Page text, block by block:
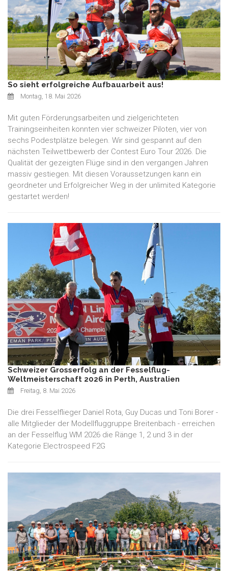
So sieht erfolgreiche Aufbauarbeit aus!
Montag, 18. Mai 2026
Mit guten Förderungsarbeiten und zielgerichteten
Trainingseinheiten konnten vier schweizer Piloten, vier von
sechs Podestplätze belegen. Wir sind gespannt auf den
nächsten Teilwettbewerb der Contest Euro Tour 2026. Die
Qualität der gezeigten Flüge sind in den vergangen Jahren
massiv gestiegen. Mit diesen Voraussetzungen kann ein
geordneter und Erfolgreicher Weg in der unlimited Kategorie
gestartet werden!
Schweizer Grosserfolg an der Fesselflug-
Weltmeisterschaft 2026 in Perth, Australien
Freitag, 8. Mai 2026
Die drei Fesselflieger Daniel Rota, Guy Ducas und Toni Borer -
alle Mitglieder der Modellfluggruppe Breitenbach - erreichen
an der Fesselflug WM 2026 die Ränge 1, 2 und 3 in der
Kategorie Electrospeed F2G